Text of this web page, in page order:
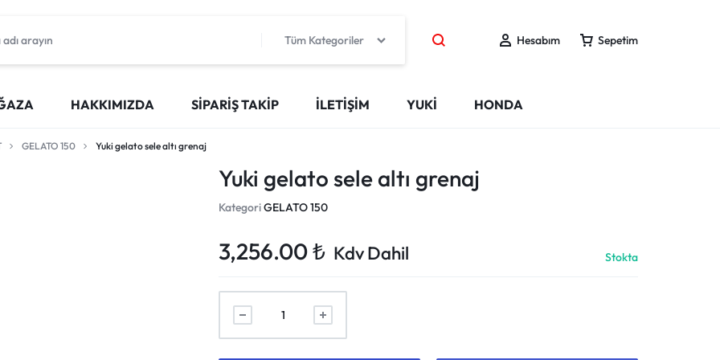
Tüm Kategoriler Hesabım Sepetim
HAKKIMIZDA SIPARIŞ TAKIP İLETIŞIM YUKİ HONDA
GELATO 150 Yuki gelato sele altı grenaj
Yuki gelato sele altı grenaj
KategoriGELATO 150
3,256.00₺ Kdv Dahil Stokta